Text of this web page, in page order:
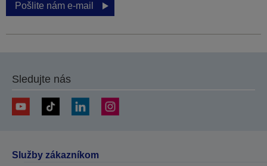
Pošlite nám e-mail
Sledujte nás
Služby zákazníkom